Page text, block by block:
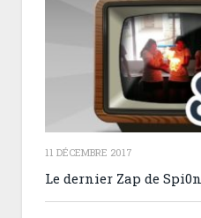
11 DÉCEMBRE 2017
Le dernier Zap de Spi0n